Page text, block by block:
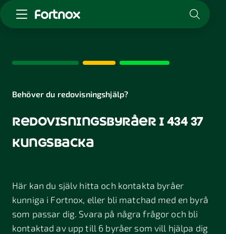
Skaffa Fortnox
Kunskap & inspiration
Logga in
Kontakt
Behöver du redovisningshjälp?
redovisningsbyråer i 434 37
kungsbacka
Här kan du själv hitta och kontakta byråer
kunniga i Fortnox, eller bli matchad med en byrå
som passar dig. Svara på några frågor och bli
kontaktad av upp till 6 byråer som vill hjälpa dig